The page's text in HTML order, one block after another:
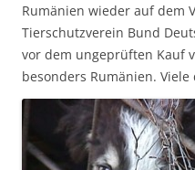
Rumänien wieder auf dem
Tierschutzverein Bund
vor dem ungeprüften Kauf
besonders Rumänien. Viele